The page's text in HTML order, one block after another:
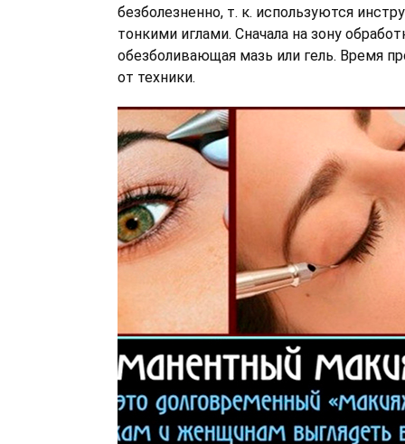
безболезненно, т. к. используются
тонкими иглами. Сначала на зону
обезболивающая мазь или гель. Время
от техники.